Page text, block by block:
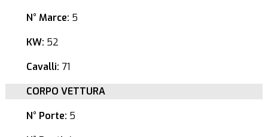
N° Marce: 5
KW: 52
Cavalli: 71
CORPO VETTURA
N° Porte: 5